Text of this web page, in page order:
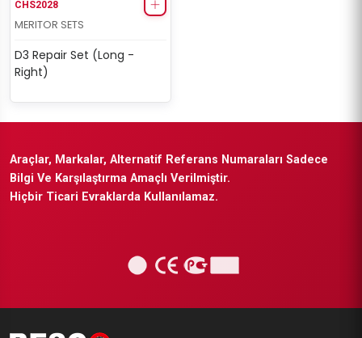
CHS2028
MERITOR SETS
D3 Repair Set (Long -
Right)
Araçlar, Markalar, Alternatif Referans Numaraları Sadece
Bilgi Ve Karşılaştırma Amaçlı Verilmiştir.
Hiçbir Ticari Evraklarda Kullanılamaz.